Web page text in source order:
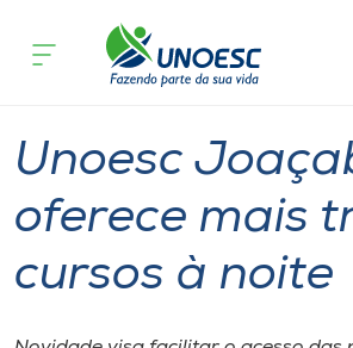
Cursos
Pesquisa
Atendimento ao Estudante
Portal de Ensino
acontece
Unoesc
oferece mais
cursos à noite